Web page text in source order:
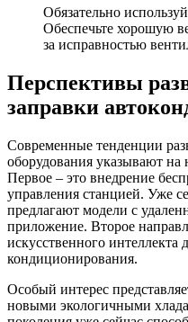
Обязательно
Обеспечьте хорошую
за исправностью
Перспективы
заправки
Современные тенденции
оборудования указывают
Первое – это внедрение
управления станцией. Уже
предлагают модели с
приложение. Второе
искусственного интеллекта
кондиционирования.
Особый интерес
новыми экологичными